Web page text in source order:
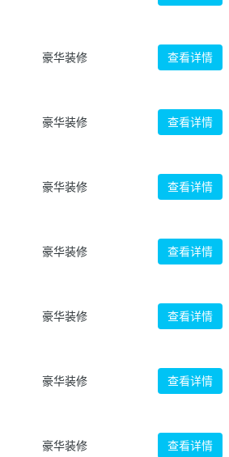
豪华装修 查看详情
豪华装修 查看详情
豪华装修 查看详情
豪华装修 查看详情
豪华装修 查看详情
豪华装修 查看详情
豪华装修 查看详情